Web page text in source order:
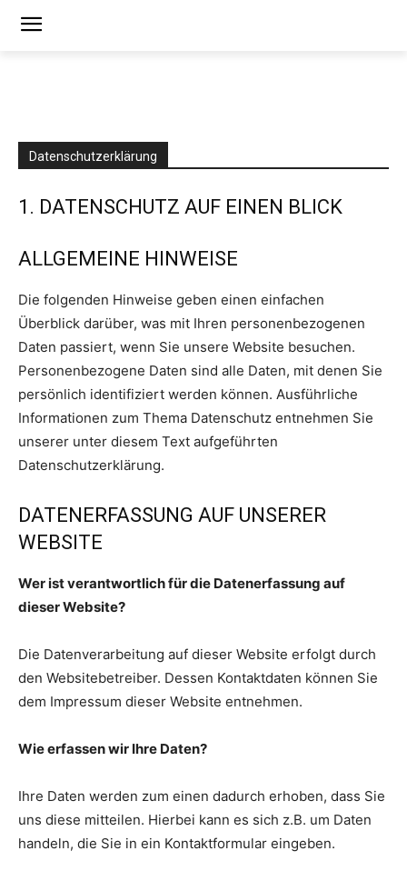
Datenschutzerklärung
1. DATENSCHUTZ AUF EINEN BLICK
ALLGEMEINE HINWEISE
Die folgenden Hinweise geben einen einfachen
Überblick darüber, was mit Ihren personenbezogenen
Daten passiert, wenn Sie unsere Website besuchen.
Personenbezogene Daten sind alle Daten, mit denen Sie
persönlich identifiziert werden können. Ausführliche
Informationen zum Thema Datenschutz entnehmen Sie
unserer unter diesem Text aufgeführten
Datenschutzerklärung.
DATENERFASSUNG AUF UNSERER
WEBSITE
Wer ist verantwortlich für die Datenerfassung auf
dieser Website?
Die Datenverarbeitung auf dieser Website erfolgt durch
den Websitebetreiber. Dessen Kontaktdaten können Sie
dem Impressum dieser Website entnehmen.
Wie erfassen wir Ihre Daten?
Ihre Daten werden zum einen dadurch erhoben, dass Sie
uns diese mitteilen. Hierbei kann es sich z.B. um Daten
handeln, die Sie in ein Kontaktformular eingeben.